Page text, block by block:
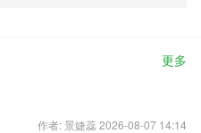
更多
作者: 景婕蕊 2026-08-07 14:14